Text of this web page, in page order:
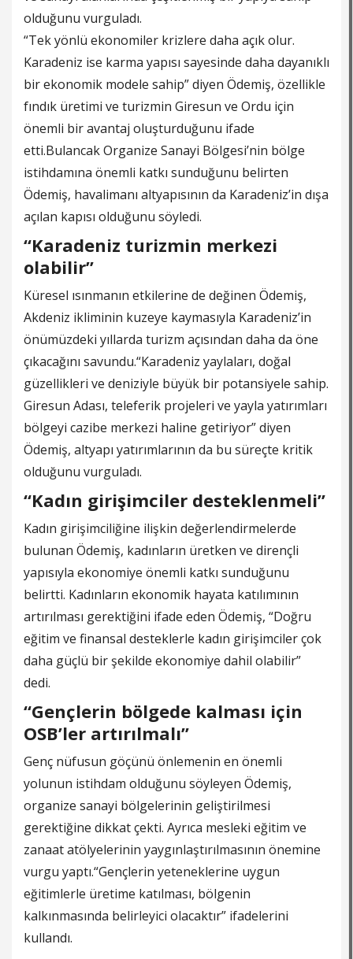
olduğunu vurguladı.
“Tek yönlü ekonomiler krizlere daha açık olur.
Karadeniz ise karma yapısı sayesinde daha dayanıklı
bir ekonomik modele sahip” diyen Ödemiş, özellikle
fındık üretimi ve turizmin Giresun ve Ordu için
önemli bir avantaj oluşturduğunu ifade
etti.Bulancak Organize Sanayi Bölgesi’nin bölge
istihdamına önemli katkı sunduğunu belirten
Ödemiş, havalimanı altyapısının da Karadeniz’in dışa
açılan kapısı olduğunu söyledi.
“Karadeniz turizmin merkezi
olabilir”
Küresel ısınmanın etkilerine de değinen Ödemiş,
Akdeniz ikliminin kuzeye kaymasıyla Karadeniz’in
önümüzdeki yıllarda turizm açısından daha da öne
çıkacağını savundu.“Karadeniz yaylaları, doğal
güzellikleri ve deniziyle büyük bir potansiyele sahip.
Giresun Adası, teleferik projeleri ve yayla yatırımları
bölgeyi cazibe merkezi haline getiriyor” diyen
Ödemiş, altyapı yatırımlarının da bu süreçte kritik
olduğunu vurguladı.
“Kadın girişimciler desteklenmeli”
Kadın girişimciliğine ilişkin değerlendirmelerde
bulunan Ödemiş, kadınların üretken ve dirençli
yapısıyla ekonomiye önemli katkı sunduğunu
belirtti. Kadınların ekonomik hayata katılımının
artırılması gerektiğini ifade eden Ödemiş, “Doğru
eğitim ve finansal desteklerle kadın girişimciler çok
daha güçlü bir şekilde ekonomiye dahil olabilir”
dedi.
“Gençlerin bölgede kalması için
OSB’ler artırılmalı”
Genç nüfusun göçünü önlemenin en önemli
yolunun istihdam olduğunu söyleyen Ödemiş,
organize sanayi bölgelerinin geliştirilmesi
gerektiğine dikkat çekti. Ayrıca mesleki eğitim ve
zanaat atölyelerinin yaygınlaştırılmasının önemine
vurgu yaptı.“Gençlerin yeteneklerine uygun
eğitimlerle üretime katılması, bölgenin
kalkınmasında belirleyici olacaktır” ifadelerini
kullandı.